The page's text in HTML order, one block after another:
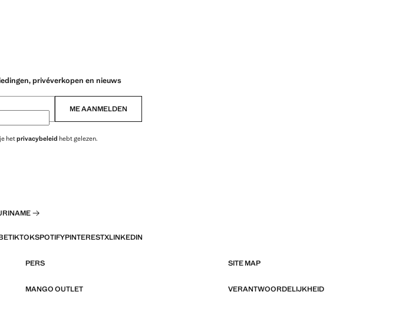
privéverkopen en nieuws
ME AANMELDEN
hetprivacybeleid hebt gelezen.
TIKTOKSPOTIFYPINTERESTXLINKEDIN
PERS SITE MAP
MANGO OUTLET VERANTWOORDELIJKHEID